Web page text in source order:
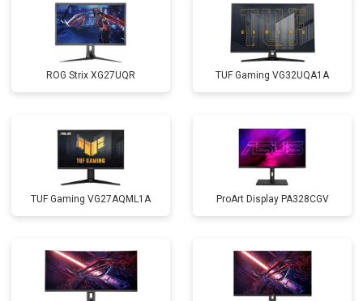
ROG Strix XG27UQR TUF Gaming VG32UQA1A
TUF Gaming VG27AQML1A ProArt Display PA328CGV